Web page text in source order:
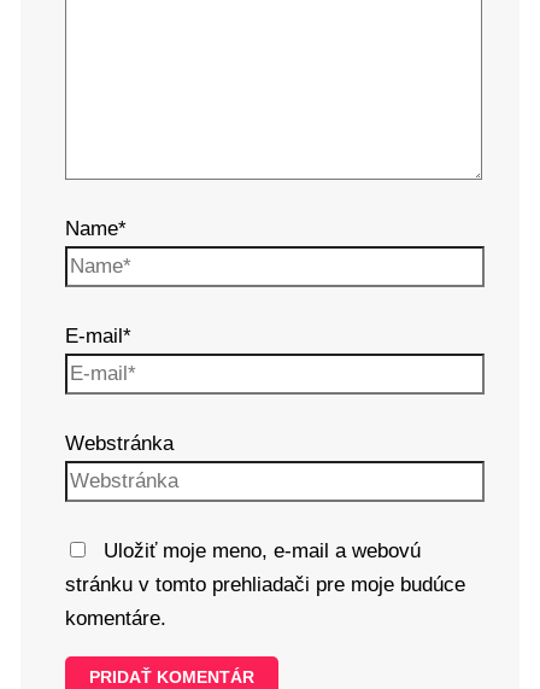
Name*
E-mail*
Webstránka
Uložiť moje meno, e-mail a webovú
stránku v tomto prehliadači pre moje budúce
komentáre.